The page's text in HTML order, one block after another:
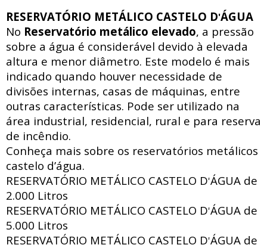
RESERVATÓRIO METÁLICO CASTELO D'ÁGUA
No Reservatório metálico elevado, a pressão
sobre a água é considerável devido à elevada
altura e menor diâmetro. Este modelo é mais
indicado quando houver necessidade de
divisões internas, casas de máquinas, entre
outras características. Pode ser utilizado na
área industrial, residencial, rural e para reserva
de incêndio.
Conheça mais sobre os reservatórios metálicos
castelo d’água.
RESERVATÓRIO METÁLICO CASTELO D'ÁGUA de
2.000 Litros
RESERVATÓRIO METÁLICO CASTELO D'ÁGUA de
5.000 Litros
RESERVATÓRIO METÁLICO CASTELO D'ÁGUA de